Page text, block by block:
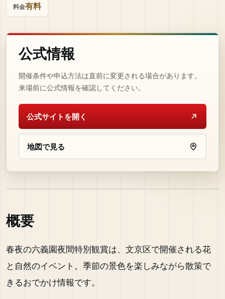
料金有料
公式情報
開催条件や申込方法は直前に変更される場合があります。
来場前に公式情報を確認してください。
公式サイトを開く
地図で見る
概要
春夜の六義園夜間特別観賞は、文京区で開催される花
と自然のイベント。季節の景色を楽しみながら散策で
きるおでかけ情報です。